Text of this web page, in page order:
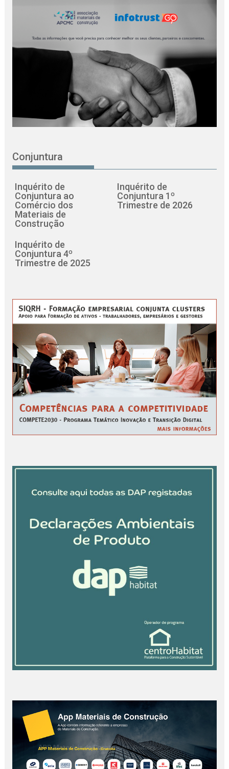
Conjuntura
Inquérito de
Conjuntura ao
Comércio dos
Materiais de
Construção
Inquérito de
Conjuntura 1º
Trimestre de 2026
Inquérito de
Conjuntura 4º
Trimestre de 2025